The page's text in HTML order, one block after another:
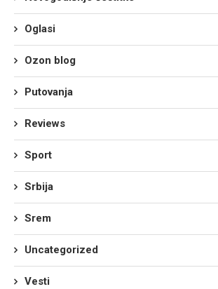
Oglasi
Ozon blog
Putovanja
Reviews
Sport
Srbija
Srem
Uncategorized
Vesti